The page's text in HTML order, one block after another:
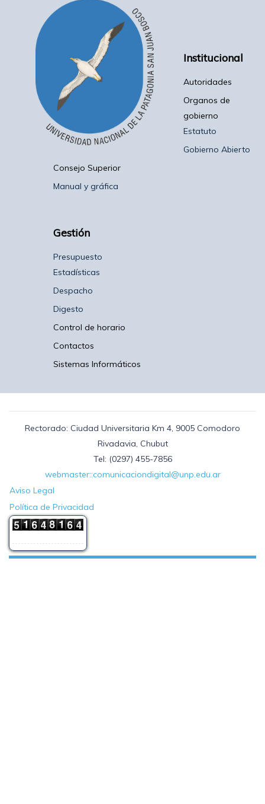
Institucional
Autoridades
Organos de
gobierno
Estatuto
Gobierno Abierto
Consejo Superior
Manual y gráfica
Gestión
Presupuesto
Estadísticas
Despacho
Digesto
Control de horario
Contactos
Sistemas Informáticos
Rectorado: Ciudad Universitaria Km 4, 9005 Comodoro
Rivadavia, Chubut
Tel: (0297) 455-7856
webmaster::comunicaciondigital@unp.edu.ar
Aviso Legal
Política de Privacidad